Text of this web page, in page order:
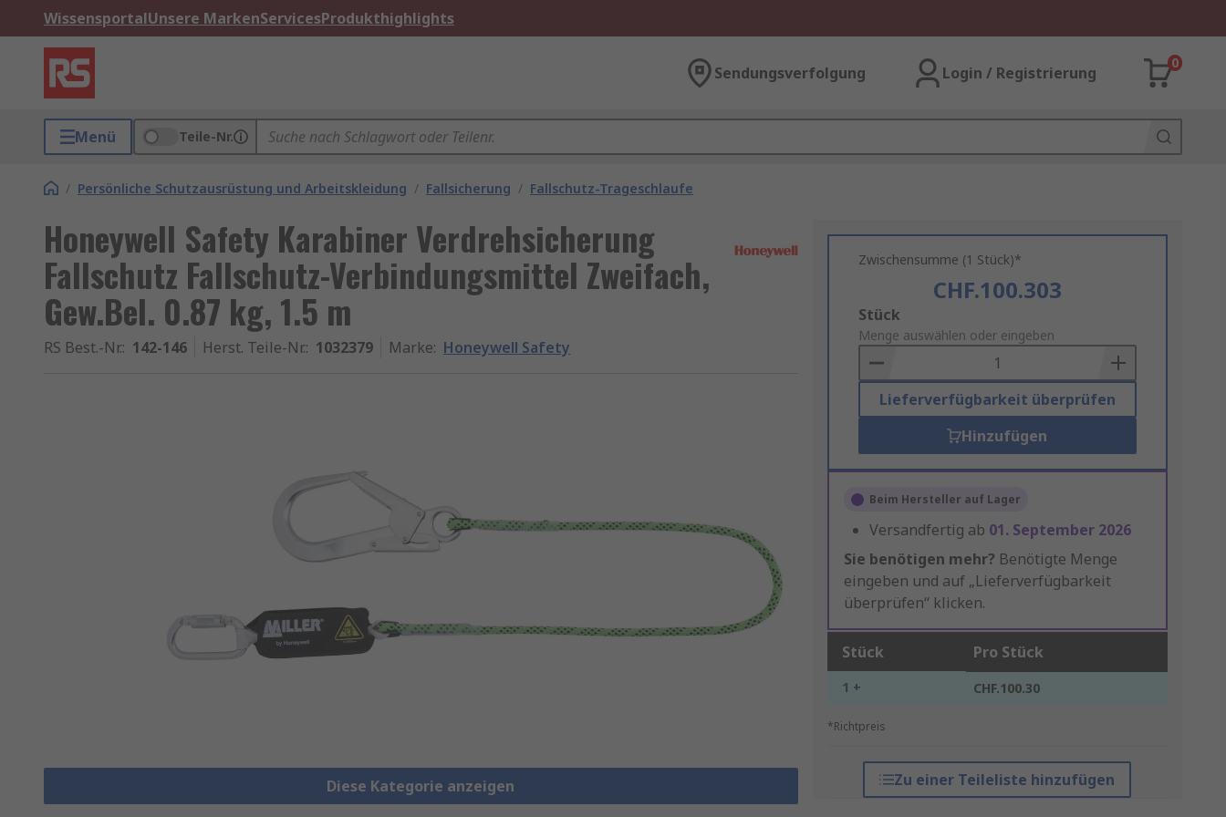
WissensportalUnsere MarkenServicesProdukthighlights
Sendungsverfolgung Login / Registrierung
0
Menü Teile-Nr.
/ Persönliche Schutzausrüstung und Arbeitskleidung / Fallsicherung / Fallschutz-Trageschlaufe
Honeywell Safety Karabiner Verdrehsicherung
Fallschutz Fallschutz-Verbindungsmittel Zweifach,
Gew.Bel. 0.87 kg, 1.5 m
RS Best.-Nr.: 142-146 Herst. Teile-Nr.: 1032379 Marke: Honeywell Safety
Diese Kategorie anzeigen
Zwischensumme (1 Stück)*
CHF.100.303
Add
to
Basket
Stück
Menge auswählen oder eingeben
Lieferverfügbarkeit überprüfen
Hinzufügen
Beim Hersteller auf Lager
Versandfertig ab 01. September 2026
Sie benötigen mehr? Benötigte Menge
eingeben und auf „Lieferverfügbarkeit
überprüfen“ klicken.
Stück Pro Stück
1 + CHF.100.30
*Richtpreis
Zu einer Teileliste hinzufügen